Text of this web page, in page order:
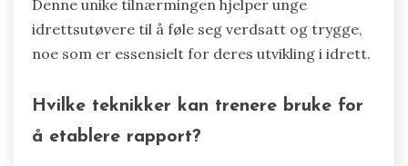
Denne unike tilnærmingen hjelper unge
idrettsutøvere til å føle seg verdsatt og trygge,
noe som er essensielt for deres utvikling i idrett.
Hvilke teknikker kan trenere bruke for
å etablere rapport?